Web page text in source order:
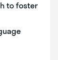
to foster